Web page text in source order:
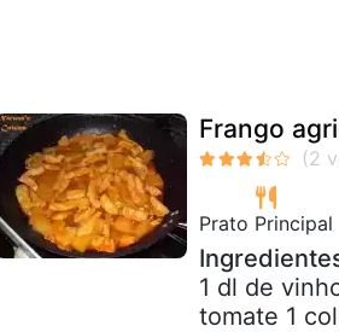
Frango
Prato Principal
1 dl de
tomate 1